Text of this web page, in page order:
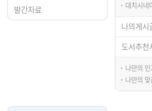
발간자료
대치시네
나의게시
도서추천
나만의
나만의